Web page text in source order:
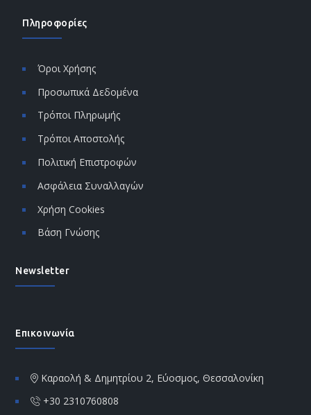
Πληροφορίες
Όροι Χρήσης
Προσωπικά Δεδομένα
Τρόποι Πληρωμής
Τρόποι Αποστολής
Πολιτική Επιστροφών
Ασφάλεια Συναλλαγών
Χρήση Cookies
Βάση Γνώσης
Newsletter
Επικοινωνία
Καραολή & Δημητρίου 2, Εύοσμος, Θεσσαλονίκη
+30 2310760808